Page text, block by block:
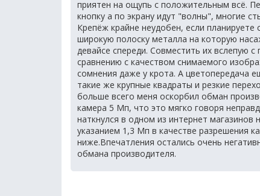
приятен на ощупь с положительным всё.
кнопку а по экрану идут "волны", многие
Крепёж крайне неудобен, если
широкую полоску металла на которую
девайсе спереди. Совместить их вслепую
сравнению с качеством снимаемого
сомнения даже у крота. А цветопередача
такие же крупные квадраты и резкие
больше всего меня оскорбил обман
камера 5 Мп, что это мягко говоря
наткнулся в одном из интернет
указанием 1,3 Мп в качестве разрешения
ниже.Впечатления остались очень
обмана производителя.